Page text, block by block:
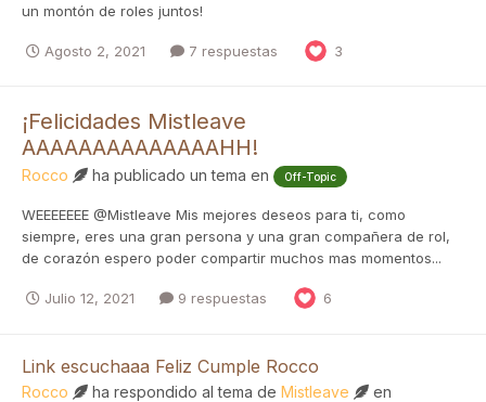
un montón de roles juntos!
Agosto 2, 2021 7 respuestas 3
¡Felicidades Mistleave
AAAAAAAAAAAAAAHH!
Rocco ha publicado un tema en Off-Topic
WEEEEEEE @Mistleave Mis mejores deseos para ti, como
siempre, eres una gran persona y una gran compañera de rol,
de corazón espero poder compartir muchos mas momentos...
Julio 12, 2021 9 respuestas 6
Link escuchaaa Feliz Cumple Rocco
Rocco ha respondido al tema de Mistleave en